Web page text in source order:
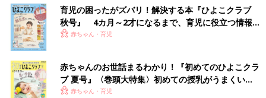
育児の困ったがズバリ！解決する本『ひよこクラブ
秋号』 4カ月～2才になるまで、育児に役立つ情報が
いっぱい！
赤ちゃん・育児
赤ちゃんのお世話まるわかり！『初めてのひよこクラ
ブ 夏号』〈巻頭大特集〉初めての授乳がうまくい
く！ おっぱい・ミルクの基本と夏のトラブル 解決テ
赤ちゃん・育児